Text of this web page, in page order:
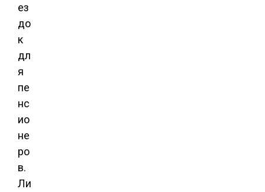
ез
до
к
дл
я
пе
нс
ио
не
ро
в.
Ли